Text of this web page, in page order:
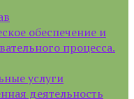
обеспечение и
процесса.
услуги
деятельность